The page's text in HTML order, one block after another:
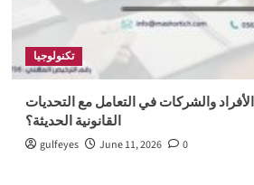
تكنولوجيا
والشركات في التعامل مع التحديات
القانونية الحديثة؟
gulfeyes June 11, 2026 0